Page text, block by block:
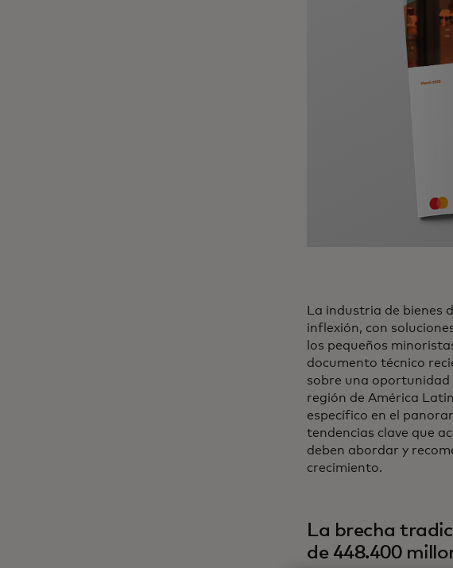
La industria de bienes
inflexión, con
los pequeños
documento técnico
sobre una oportunidad
región de América
específico en el
tendencias clave que
deben abordar y
crecimiento.
La brecha
de 448.400